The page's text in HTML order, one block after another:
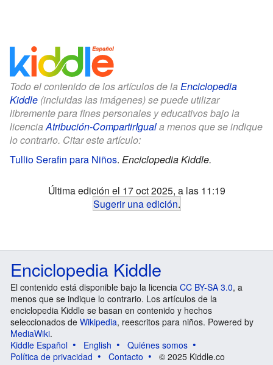
Todo el contenido de los artículos de la Enciclopedia
Kiddle (incluidas las imágenes) se puede utilizar
libremente para fines personales y educativos bajo la
licenciaAtribución-CompartirIguala menos que se indique
lo contrario. Citar este artículo:
Tullio Serafin para Niños. Enciclopedia Kiddle.
Última edición el 17 oct 2025, a las 11:19
Sugerir una edición.
Enciclopedia Kiddle
El contenido está disponible bajo la licencia CC BY-SA 3.0, a
menos que se indique lo contrario. Los artículos de la
enciclopedia Kiddle se basan en contenido y hechos
seleccionados de Wikipedia, reescritos para niños. Powered by
MediaWiki.
Kiddle Español
English
Quiénes somos
Política de privacidad
Contacto © 2025 Kiddle.co